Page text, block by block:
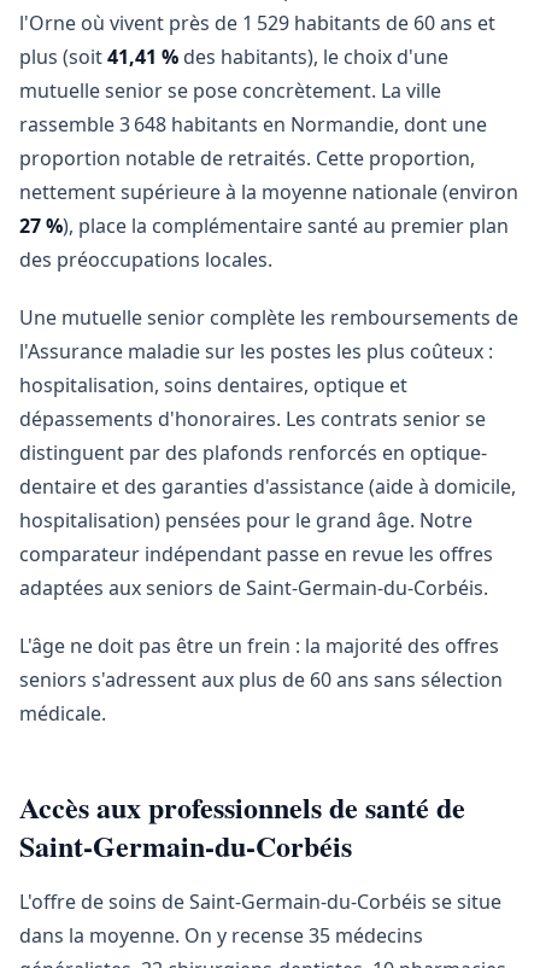
l'Orne où vivent près de 1 529 habitants de 60 ans et
plus (soit41,41 % des habitants), le choix d'une
mutuelle senior se pose concrètement. La ville
rassemble 3 648 habitants en Normandie, dont une
proportion notable de retraités. Cette proportion,
nettement supérieure à la moyenne nationale (environ
27 %), place la complémentaire santé au premier plan
des préoccupations locales.
Une mutuelle senior complète les remboursements de
l'Assurance maladie sur les postes les plus coûteux :
hospitalisation, soins dentaires, optique et
dépassements d'honoraires. Les contrats senior se
distinguent par des plafonds renforcés en optique-
dentaire et des garanties d'assistance (aide à domicile,
hospitalisation) pensées pour le grand âge. Notre
comparateur indépendant passe en revue les offres
adaptées aux seniors de Saint-Germain-du-Corbéis.
L'âge ne doit pas être un frein : la majorité des offres
seniors s'adressent aux plus de 60 ans sans sélection
médicale.
Accès aux professionnels de santé de
Saint-Germain-du-Corbéis
L'offre de soins de Saint-Germain-du-Corbéis se situe
dans la moyenne. On y recense 35 médecins